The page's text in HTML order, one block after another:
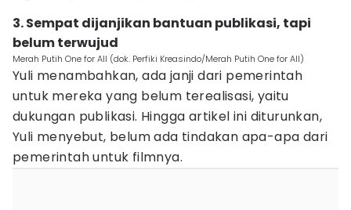
3. Sempat dijanjikan bantuan publikasi, tapi
belum terwujud
Merah Putih One for All (dok. Perfiki Kreasindo/Merah Putih One for All)
Yuli menambahkan, ada janji dari pemerintah
untuk mereka yang belum terealisasi, yaitu
dukungan publikasi. Hingga artikel ini diturunkan,
Yuli menyebut, belum ada tindakan apa-apa dari
pemerintah untuk filmnya.